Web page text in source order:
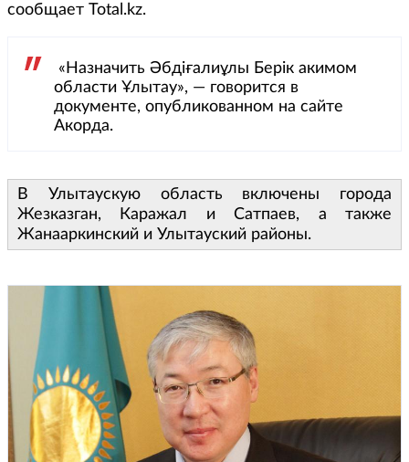
сообщает Total.kz.
«Назначить Әбдіғалиұлы Берік акимом
области Ұлытау», — говорится в
документе, опубликованном на сайте
Акорда.
В Улытаускую область включены города
Жезказган, Каражал и Сатпаев, а также
Жанааркинский и Улытауский районы.